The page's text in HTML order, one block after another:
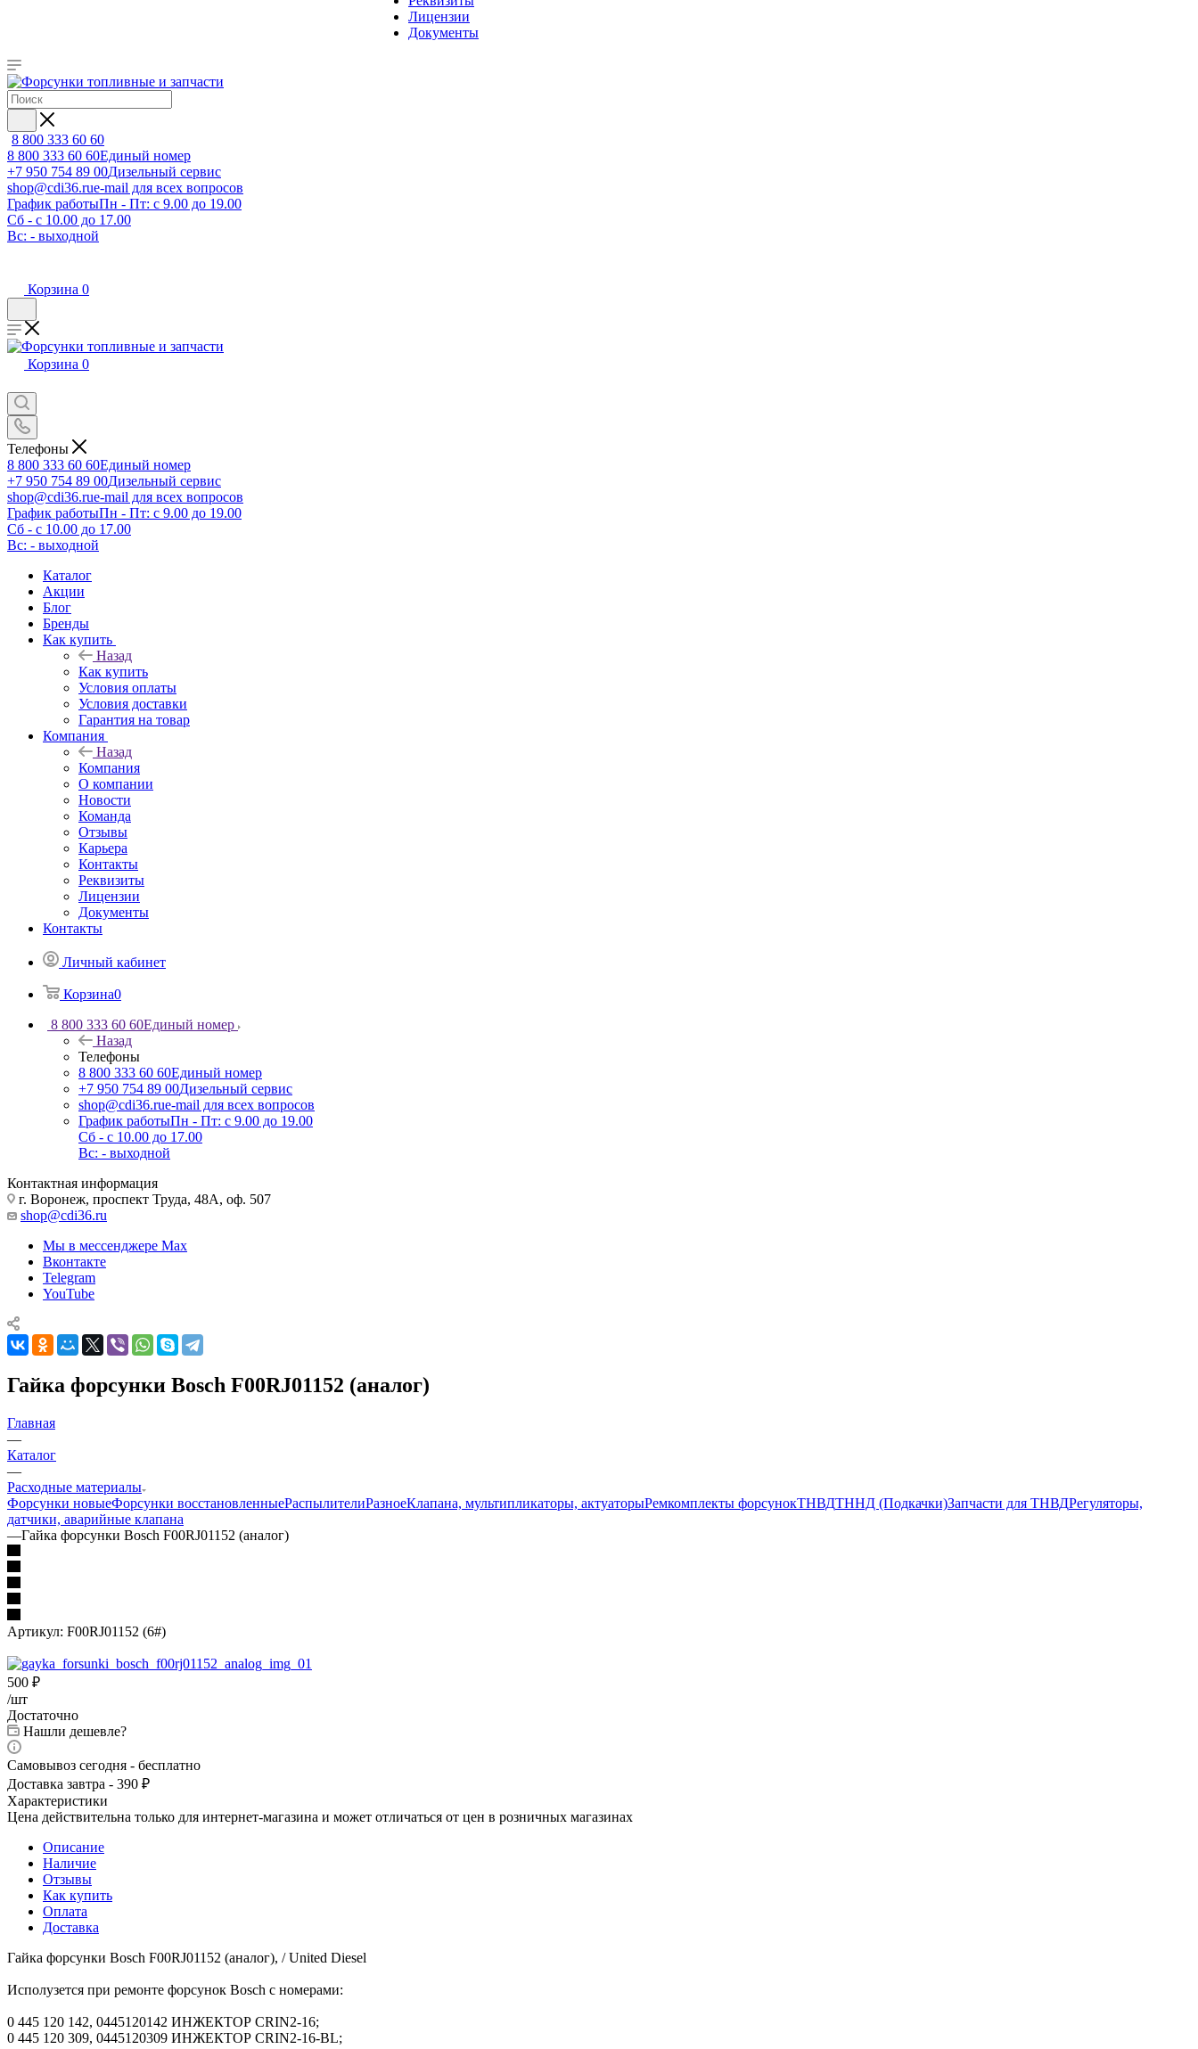
Лицензии
Документы
8 800 333 60 60
8 800 333 60 60Единый номер
+7 950 754 89 00Дизельный сервис
shop@cdi36.rue-mail для всех вопросов
График работыПн - Пт: с 9.00 до 19.00
Сб - с 10.00 до 17.00
Вс: - выходной
Корзина 0
Корзина 0
Телефоны
8 800 333 60 60Единый номер
+7 950 754 89 00Дизельный сервис
shop@cdi36.rue-mail для всех вопросов
График работыПн - Пт: с 9.00 до 19.00
Сб - с 10.00 до 17.00
Вс: - выходной
Каталог
Акции
Блог
Бренды
Как купить
Назад
Как купить
Условия оплаты
Условия доставки
Гарантия на товар
Компания
Назад
Компания
О компании
Новости
Команда
Отзывы
Карьера
Контакты
Реквизиты
Лицензии
Документы
Контакты
Личный кабинет
Корзина0
8 800 333 60 60Единый номер
Назад
Телефоны
8 800 333 60 60Единый номер
+7 950 754 89 00Дизельный сервис
shop@cdi36.rue-mail для всех вопросов
График работыПн - Пт: с 9.00 до 19.00
Сб - с 10.00 до 17.00
Вс: - выходной
Контактная информация
г. Воронеж, проспект Труда, 48А, оф. 507
shop@cdi36.ru
Мы в мессенджере Max
Вконтакте
Telegram
YouTube
Гайка форсунки Bosch F00RJ01152 (аналог)
Главная
—
Каталог
—
Расходные материалы
Форсунки новыеФорсунки восстановленныеРаспылителиРазноеКлапана, мультипликаторы, актуаторыРемкомплекты форсунокТНВДТННД (Подкачки)Запчасти для ТНВДРегуляторы,
датчики, аварийные клапана
—Гайка форсунки Bosch F00RJ01152 (аналог)
Артикул: F00RJ01152 (6#)
500 ₽
/шт
Достаточно
Нашли дешевле?
Самовывоз сегодня - бесплатно
Доставка завтра - 390 ₽
Характеристики
Цена действительна только для интернет-магазина и может отличаться от цен в розничных магазинах
Описание
Наличие
Отзывы
Как купить
Оплата
Доставка
Гайка форсунки Bosch F00RJ01152 (аналог), / United Diesel
Исполузется при ремонте форсунок Bosch с номерами:
0 445 120 142, 0445120142 ИНЖЕКТОР CRIN2-16;
0 445 120 309, 0445120309 ИНЖЕКТОР CRIN2-16-BL;